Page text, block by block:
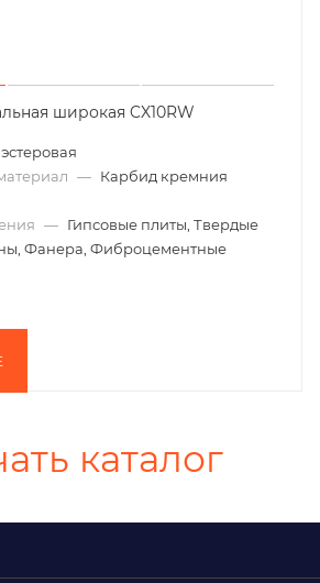
широкая CX10RW
— Карбид кремния
— Гипсовые плиты, Твердые
Фанера, Фиброцементные
каталог